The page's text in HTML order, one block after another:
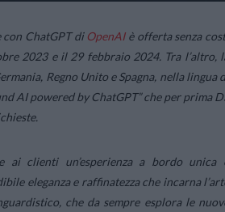
con ChatGPT di OpenAIè offerta senza
2023 e il 29 febbraio 2024. Tra l’altro,
Regno Unito e Spagna, nella lingua
AI powered by ChatGPT” che per prima
ai clienti un’esperienza a bordo unica
eleganza e raffinatezza che incarna
che da sempre esplora le